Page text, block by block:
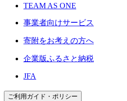
TEAM AS ONE
事業者向けサービス
寄附をお考えの方へ
企業版ふるさと納税
JFA
ご利用ガイド・ポリシー